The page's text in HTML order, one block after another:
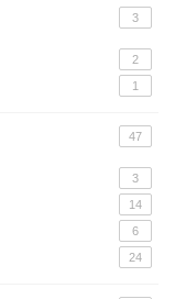
3
2
1
47
3
14
6
24